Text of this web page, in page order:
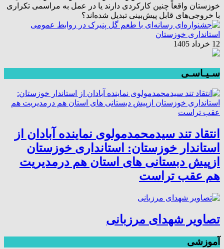
خوزستان واقعاً چنین کارکردی دارند یا در عمل به مراسمی تکراری
با خروجی‌های قابل پیش‌بینی تبدیل شده‌اند؟
12 خرداد 1405
سـیـاسـی
انتقاد تند سیدمحمدمولوی نماینده آبادان از
استاندار خوزستان: استانداری خوزستان
ازپیش دبستانی های استان هم درمدیریت
هم عقب تراست
تصاویر شهدای مرزبانی
آموزشی